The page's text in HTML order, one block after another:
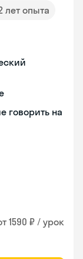
лет опыта
говорить на
1590 ₽ / урок